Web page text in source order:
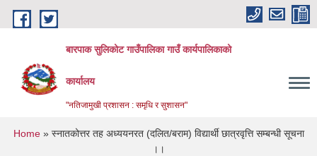
Skip to main content
बारपाक सुलिकोट गाउँपालिका गाउँ कार्यपालिकाको
कार्यालय
"नतिजामुखी प्रशासन : समृधि र सुशासन"
You are here
Home» स्नातकोत्तर तह अध्ययनरत (दलित/बराम) विद्यार्थी छात्रवृत्ति सम्बन्धी सूचना
।।